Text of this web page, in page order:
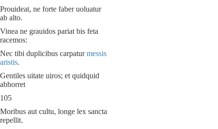
Prouideat, ne forte faber uoluatur
ab alto.
Vinea ne grauidos pariat bis feta
racemos:
Nec tibi duplicibus carpaturmessis
aristis.
Gentiles uitate uiros; et quidquid
abhorret
105
Moribus aut cultu, longe lex sancta
repellit.